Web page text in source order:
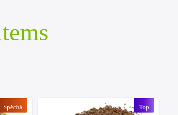
Spěchá Top